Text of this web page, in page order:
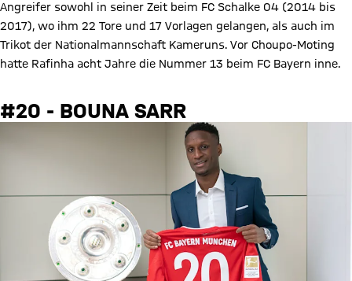
Angreifer sowohl in seiner Zeit beim FC Schalke 04 (2014 bis
2017), wo ihm 22 Tore und 17 Vorlagen gelangen, als auch im
Trikot der Nationalmannschaft Kameruns. Vor Choupo-Moting
hatte Rafinha acht Jahre die Nummer 13 beim FC Bayern inne.
#20 - BOUNA SARR